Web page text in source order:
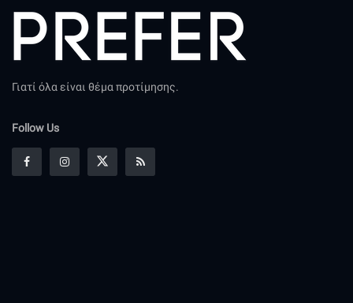
Γιατί όλα είναι θέμα προτίμησης.
Follow Us